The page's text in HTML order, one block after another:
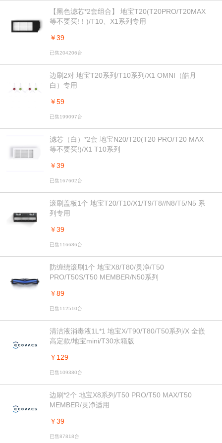
【黑色滤芯*2套组合】 地宝T20(T20PRO/T20MAX
等不要买!！)/T10、X1系列专用
￥39
已售204206台
边刷2对 地宝T20系列/T10系列/X1 OMNI（皓月
白）专用
￥59
已售199097台
滤芯（白）*2套 地宝N20/T20(T20 PRO/T20 MAX
等不要买!)/X1 T10系列
￥39
已售167602台
滚刷盖板1个 地宝T20/T10/X1/T9/T8//N8/T5/N5 系
列专用
￥39
已售116686台
防缠绕滚刷1个 地宝X8/T80/灵净/T50
PRO/T50S/T50 MEMBER/N50系列
￥89
已售112510台
清洁液消毒液1L*1 地宝X/T90/T80/T50系列/X 全嵌
高定款/地宝mini/T30水箱版
￥129
已售109380台
边刷*2个 地宝X8系列/T50 PRO/T50 MAX/T50
MEMBER/灵净适用
￥39
已售87818台